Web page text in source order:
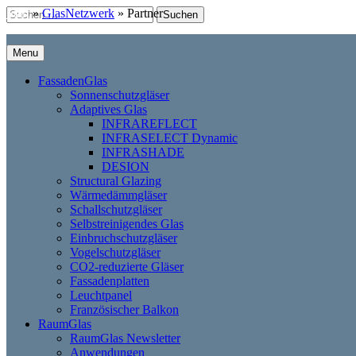
Zum
Inhalt
springen
Suchen
nach:
Menu
FassadenGlas
Sonnenschutzgläser
Adaptives Glas
INFRAREFLECT
INFRASELECT Dynamic
INFRASHADE
DESION
Structural Glazing
Wärmedämmgläser
Schallschutzgläser
Selbstreinigendes Glas
Einbruchschutzgläser
Vogelschutzgläser
CO2-reduzierte Gläser
Fassadenplatten
Leuchtpanel
Französischer Balkon
RaumGlas
RaumGlas Newsletter
Anwendungen
Start»GlasNetzwerk » Partner
Partner